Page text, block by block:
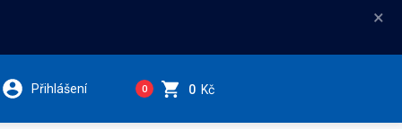
×
Přihlášení 0 0 Kč